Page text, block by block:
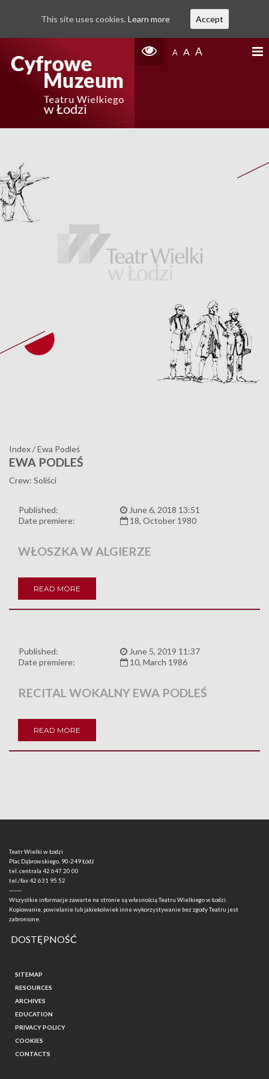
A A A
Index/Ewa Podleś
EWA PODLEŚ
Crew: Soliści
Published:
June 6, 2018 13:51
Date premiere:
18, October 1980
WŁOSZKA W ALGIERZE
READ MORE
Published:
June 5, 2019 11:37
Date premiere:
10, March 1986
RECITAL WOKALNY EWA PODLEŚ
READ MORE
Teatr Wielki w Łodzi
Plac Dąbrowskiego, 90-249 Łódź
tel. centrala 42 647 20 00
tel./fax42 631 95 52
-------
Wszystkie informacje zawarte na stronie są własnością Teatru Wielkiego w Łodzi.
Kopiowanie, powielanie lub jakiekolwiek inne wykorzystywanie bez zgody Teatru jest
zabronione.
DOSTĘPNOŚĆ
SITEMAP
RESOURCES
ARCHIVES
EDUCATION
PRIVACY POLICY
COOKIES
CONTACTS
This site uses cookies. Learn more Accept